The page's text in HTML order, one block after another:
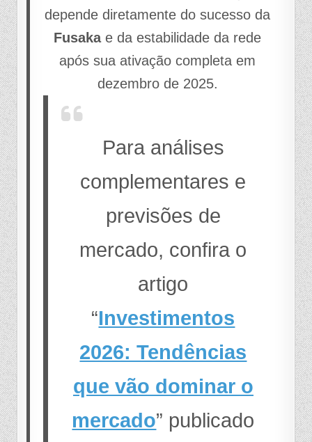
depende diretamente do sucesso da
Fusakae da estabilidade da rede
após sua ativação completa em
dezembro de 2025.
Para análises
complementares e
previsões de
mercado, confira o
artigo
“Investimentos
2026: Tendências
que vão dominar o
mercado” publicado